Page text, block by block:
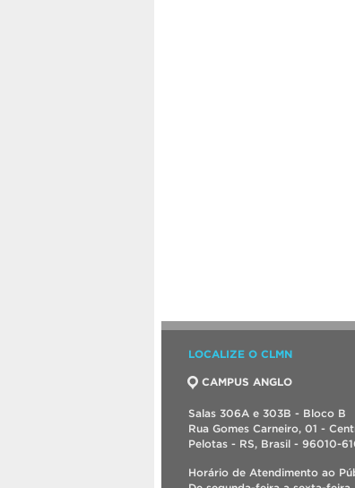
LOCALIZE O CLMN
CAMPUS ANGLO
Salas 306A e 303B - Bloco B
Rua Gomes Carneiro, 01 -
Pelotas - RS, Brasil - 96010-
Horário de Atendimento ao